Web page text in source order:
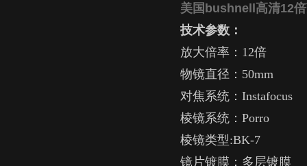
美国bushnell高清12
技术参数：
放大倍率： 12倍
物镜直径： 50mm
对焦系统： Instafocus
棱镜系统： Porro
棱镜类型:BK-7
镜片镀膜：多层镀膜